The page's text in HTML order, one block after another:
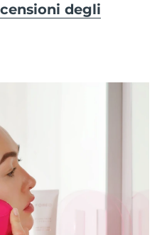
degli